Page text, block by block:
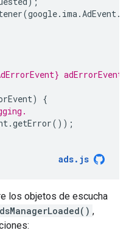
(google. ima.AdEvent.
adErrorEvent
)
{
.getError());
ads. js
los objetos de escucha
,